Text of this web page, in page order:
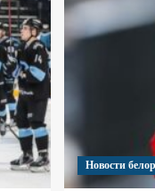
Новости